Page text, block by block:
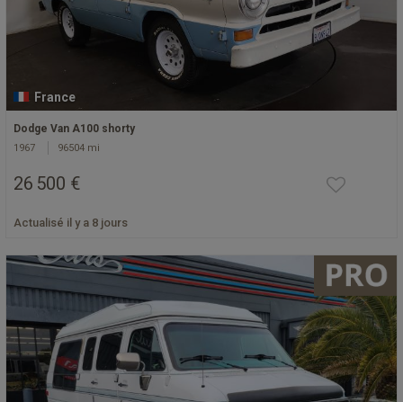
France
Dodge Van A100 shorty
1967 96504 mi
26 500 €
Actualisé il y a 8 jours